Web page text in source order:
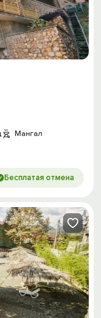
Мангал
Бесплатая отмена